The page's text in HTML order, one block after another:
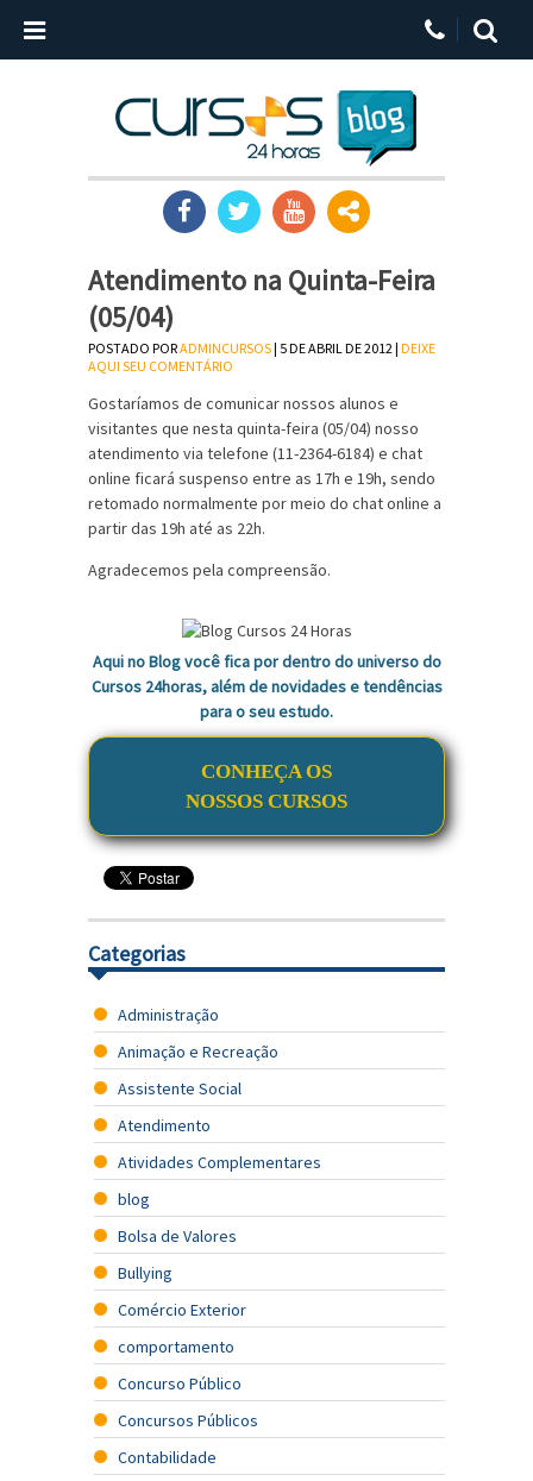
Atendimento na Quinta-Feira
(05/04)
POSTADO PORADMINCURSOS| 5 DE ABRIL DE 2012 | DEIXE
AQUI SEU COMENTÁRIO
Gostaríamos de comunicar nossos alunos e
visitantes que nesta quinta-feira (05/04) nosso
atendimento via telefone (11-2364-6184) e chat
online ficará suspenso entre as 17h e 19h, sendo
retomado normalmente por meio do chat online a
partir das 19h até as 22h.
Agradecemos pela compreensão.
Aqui no Blog você fica por dentro do universo do
Cursos 24horas, além de novidades e tendências
para o seu estudo.
CONHEÇA OS
NOSSOS CURSOS
Categorias
Administração
Animação e Recreação
Assistente Social
Atendimento
Atividades Complementares
blog
Bolsa de Valores
Bullying
Comércio Exterior
comportamento
Concurso Público
Concursos Públicos
Contabilidade